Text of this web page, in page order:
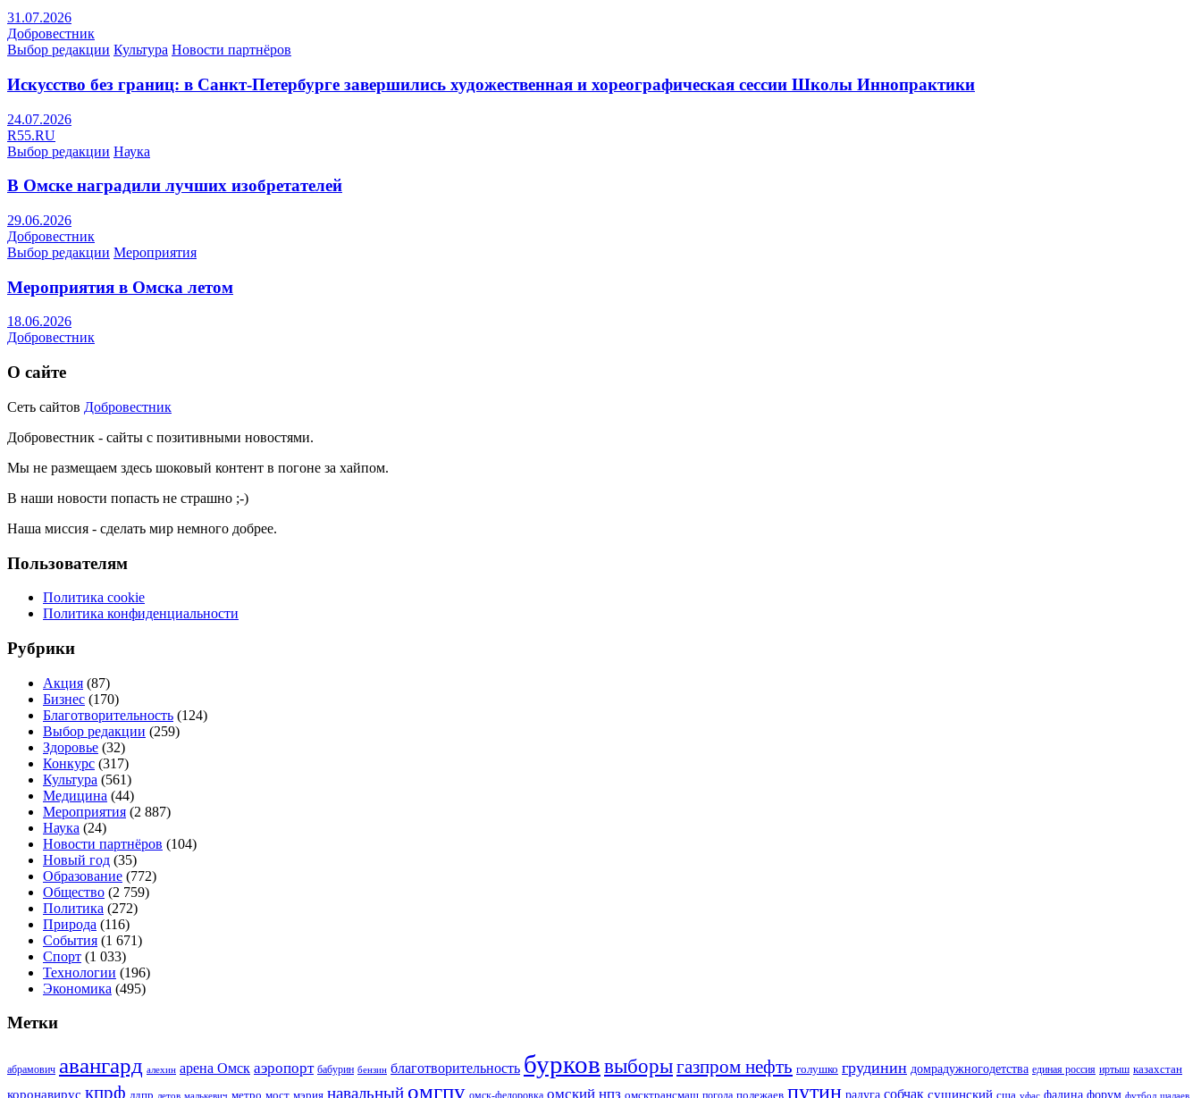
31.07.2026
Добровестник
Выбор редакции Культура Новости партнёров
Искусство без границ: в Санкт-Петербурге завершились художественная и хореографическая сессии Школы Иннопрактики
24.07.2026
R55.RU
Выбор редакции Наука
В Омске наградили лучших изобретателей
29.06.2026
Добровестник
Выбор редакции Мероприятия
Мероприятия в Омска летом
18.06.2026
Добровестник
О сайте
Сеть сайтов Добровестник
Добровестник - сайты с позитивными новостями.
Мы не размещаем здесь шоковый контент в погоне за хайпом.
В наши новости попасть не страшно ;-)
Наша миссия - сделать мир немного добрее.
Пользователям
Политика cookie
Политика конфиденциальности
Рубрики
Акция (87)
Бизнес (170)
Благотворительность (124)
Выбор редакции (259)
Здоровье (32)
Конкурс (317)
Культура (561)
Медицина (44)
Мероприятия (2 887)
Наука (24)
Новости партнёров (104)
Новый год (35)
Образование (772)
Общество (2 759)
Политика (272)
Природа (116)
События (1 671)
Спорт (1 033)
Технологии (196)
Экономика (495)
Метки
абрамович авангард алехин арена Омск аэропорт бабурин бензин благотворительность бурков выборыгазпром нефть голушко грудинин домрадужногодетства единая россия иртыш казахстан
коронавирус кпрф лдпр летов малькевич метро мост мэрия навальный омгпу омск-федоровка омский нпз омсктрансмаш полежаев путин радуга собчак сушинский сша уфас фадина форум футбол шалаев